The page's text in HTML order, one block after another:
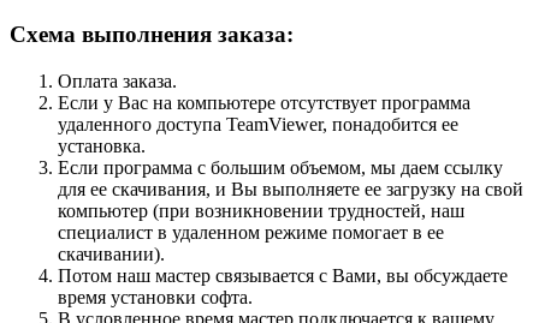
Схема выполнения заказа:
Оплата заказа.
Если у Вас на компьютере отсутствует программа
удаленного доступа TeamViewer, понадобится ее
установка.
Если программа с большим объемом, мы даем ссылку
для ее скачивания, и Вы выполняете ее загрузку на свой
компьютер (при возникновении трудностей, наш
специалист в удаленном режиме помогает в ее
скачивании).
Потом наш мастер связывается с Вами, вы обсуждаете
время установки софта.
В условленное время мастер подключается к вашему